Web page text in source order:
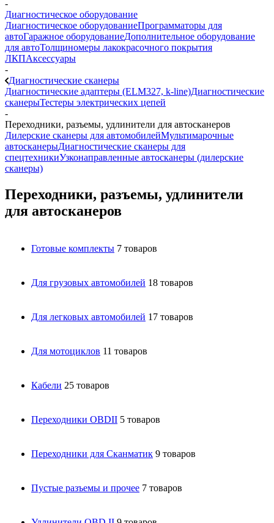
-
Диагностическое оборудование
Диагностическое оборудованиеПрограмматоры для
автоГаражное оборудованиеДополнительное оборудование
для автоТолщиномеры лакокрасочного покрытия
ЛКПАксессуары
-
Диагностические сканеры
Диагностические адаптеры (ELM327, k-line)Диагностические
сканерыТестеры электрических цепей
-
Переходники, разъемы, удлинители для автосканеров
Дилерские сканеры для автомобилейМультимарочные
автосканерыДиагностические сканеры для
спецтехникиУзконаправленные автосканеры (дилерские
сканеры)
Переходники, разъемы, удлинители
для автосканеров
Готовые комплекты 7 товаров
Для грузовых автомобилей 18 товаров
Для легковых автомобилей 17 товаров
Для мотоциклов 11 товаров
Кабели 25 товаров
Переходники OBDII 5 товаров
Переходники для Сканматик 9 товаров
Пустые разъемы и прочее 7 товаров